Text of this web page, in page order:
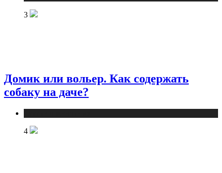
3
Домик или вольер. Как содержать
собаку на даче?
4